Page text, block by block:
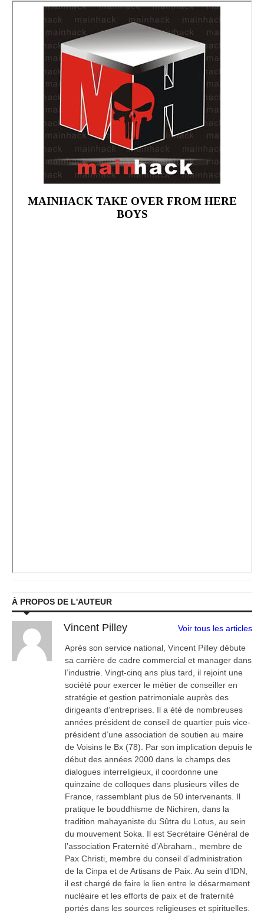
À PROPOS DE L'AUTEUR
Vincent Pilley Voir tous les articles
Après son service national, Vincent Pilley débute
sa carrière de cadre commercial et manager dans
l’industrie. Vingt-cinq ans plus tard, il rejoint une
société pour exercer le métier de conseiller en
stratégie et gestion patrimoniale auprès des
dirigeants d’entreprises. Il a été de nombreuses
années président de conseil de quartier puis vice-
président d’une association de soutien au maire
de Voisins le Bx (78). Par son implication depuis le
début des années 2000 dans le champs des
dialogues interreligieux, il coordonne une
quinzaine de colloques dans plusieurs villes de
France, rassemblant plus de 50 intervenants. Il
pratique le bouddhisme de Nichiren, dans la
tradition mahayaniste du Sûtra du Lotus, au sein
du mouvement Soka. Il est Secrétaire Général de
l’association Fraternité d’Abraham., membre de
Pax Christi, membre du conseil d’administration
de la Cinpa et de Artisans de Paix. Au sein d’IDN,
il est chargé de faire le lien entre le désarmement
nucléaire et les efforts de paix et de fraternité
portés dans les sources religieuses et spirituelles.